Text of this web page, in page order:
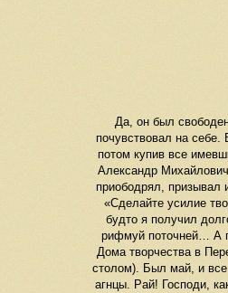
Да, он был
почувствовал на себе.
потом купив все
Александр
приободрял, призывал
«Сделайте усилие
будто я получил
рифмуй поточней… А
Дома творчества в
столом). Был май, и все
агнцы. Рай! Господи,